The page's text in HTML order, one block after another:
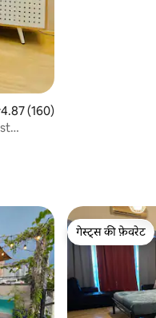
रेटिंग 5 में से 4.87, 160 समीक्षाएँ
4.87 (160)
गेस्ट्स की फ़ेवरेट
गेस्ट्स की फ़ेवरेट